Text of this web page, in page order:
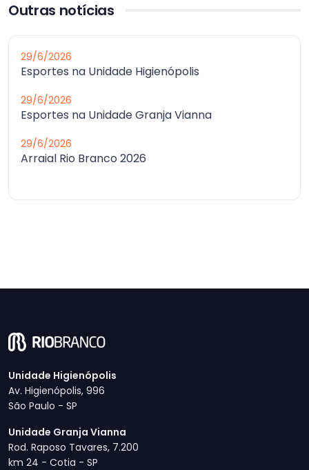
Outras notícias
29/6/2026
Esportes na Unidade Higienópolis
29/6/2026
Esportes na Unidade Granja Vianna
29/6/2026
Arraial Rio Branco 2026
Unidade Higienópolis
Av. Higienópolis, 996
São Paulo - SP
Unidade Granja Vianna
Rod. Raposo Tavares, 7.200
km 24 - Cotia - SP